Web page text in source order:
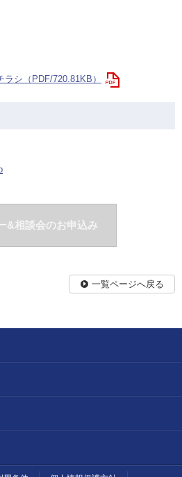
シ（PDF/720.81KB）
&相談会のお申込み
一覧ページへ戻る